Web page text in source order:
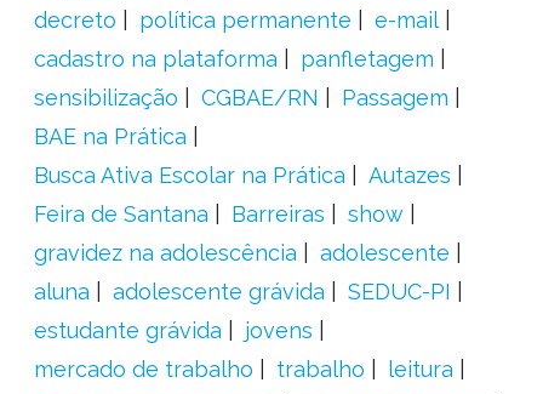
decreto
política permanente
e-mail
cadastro na plataforma
panfletagem
sensibilização
CGBAE/RN
Passagem
BAE na Prática
Busca Ativa Escolar na Prática
Autazes
Feira de Santana
Barreiras
show
gravidez na adolescência
adolescente
aluna
adolescente grávida
SEDUC-PI
estudante grávida
jovens
mercado de trabalho
trabalho
leitura